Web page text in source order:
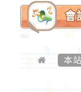
會
本